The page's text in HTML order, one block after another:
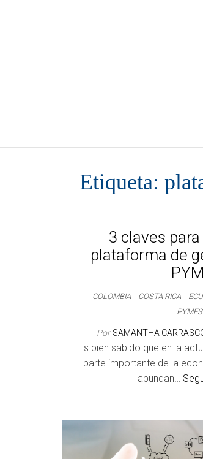
Etiqueta:
3 claves
plataforma de
COLOMBIA COSTA RICA
PYMES
Por SAMANTHA
Es bien sabido que en la
parte importante de la
abundan…